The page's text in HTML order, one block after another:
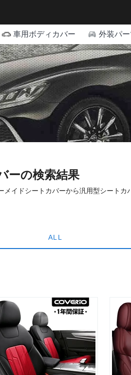
車用ボディカバー 外装パー
ーの検索結果
イドシートカバーから汎用型シートカ
ALL